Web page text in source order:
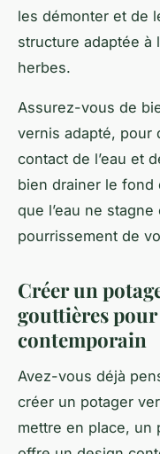
les démonter et de
structure adaptée à
herbes.
Assurez-vous de
vernis adapté, pour
contact de l’eau et
bien drainer le
que l’eau ne
pourrissement de
Créer un
gouttières
contemporain
Avez-vous déjà
créer un potager
mettre en place, un